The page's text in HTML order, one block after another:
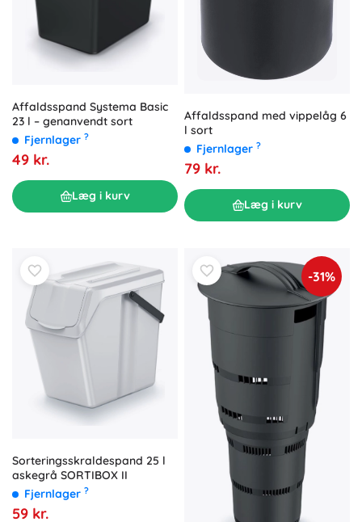
Affaldsspand Systema Basic
23 l – genanvendt sort
Fjernlager ?
49 kr.
Læg i kurv
Affaldsspand med vippelåg 6
l sort
Fjernlager ?
79 kr.
Læg i kurv
Sorteringsskraldespand 25 l
askegrå SORTIBOX II
Fjernlager ?
59 kr.
-31%